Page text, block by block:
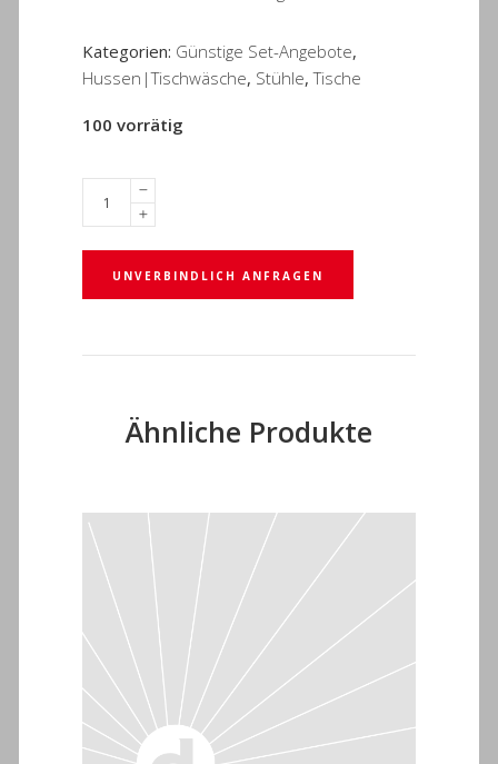
Kategorien: Günstige Set-Angebote,
Hussen|Tischwäsche, Stühle,Tische
100 vorrätig
UNVERBINDLICH ANFRAGEN
Ähnliche Produkte